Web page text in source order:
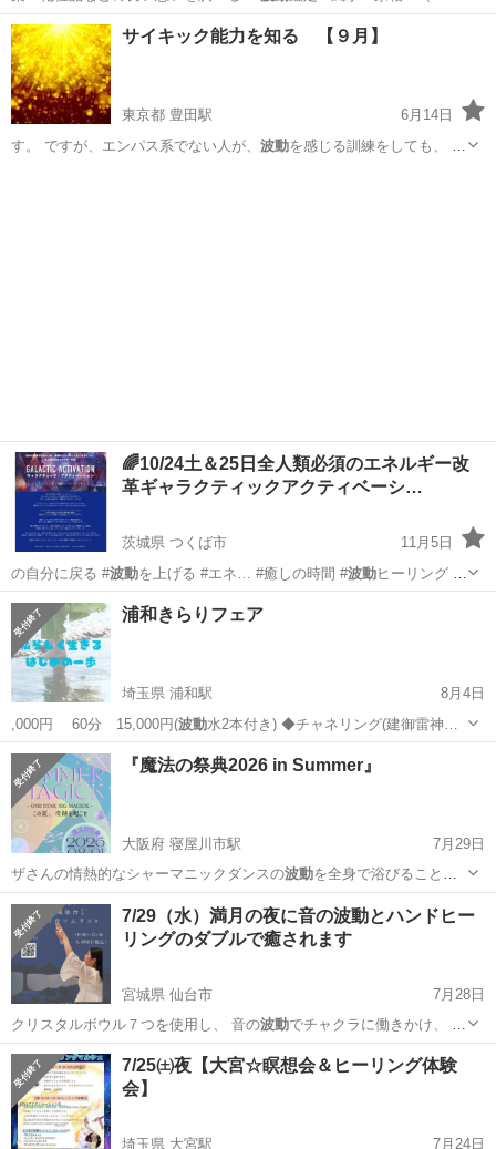
東京 日野市 豊田駅 セミナー 風水
サイキック能力を知る 【９月】
東京都 豊田駅
6月14日
す。 ですが、エンパス系でない人が、 波動を感じる訓練をしても、 な
🌈10/24土＆25日全人類必須のエネルギー改
革ギャラクティックアクティベーシ…
茨城県 つくば市
11月5日
の自分に戻る #波動を上げる #エネ… #癒しの時間 #波動ヒーリング #
魂…
茨城 つくば市 地域/お祭り
浦和きらりフェア
埼玉県 浦和駅
8月4日
,000円 60分 15,000円(波動水2本付き) ◆チャネリング(建御雷神…
埼玉 さいたま市 浦和駅
『魔法の祭典2026 in Summer』
大阪府 寝屋川市駅
7月29日
ザさんの情熱的なシャーマニックダンスの波動を全身で浴びること
で、あなたの中に眠っ…
大阪 寝屋川市 寝屋川市駅 ワークショップ エネルギー
7/29（水）満月の夜に音の波動とハンドヒー
リングのダブルで癒されます
宮城県 仙台市
7月28日
クリスタルボウル７つを使用し、 音の波動でチャクラに働きかけ、 エ
ネルギーB…
宮城 仙台市 ワークショップ クリスタルボウル
7/25㈯夜【大宮☆瞑想会＆ヒーリング体験
会】
埼玉県 大宮駅 7月24日